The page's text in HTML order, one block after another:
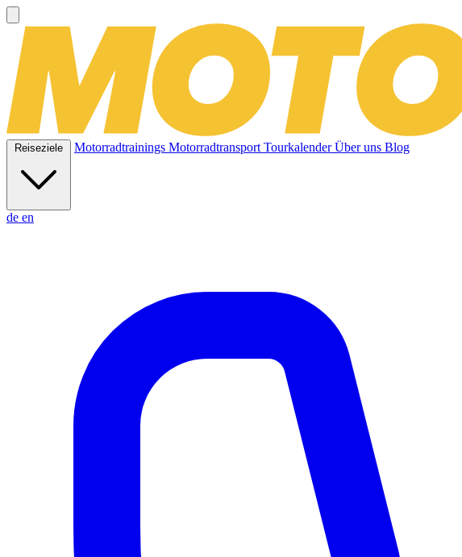
Reiseziele Motorradtrainings Motorradtransport TourkalenderÜber uns Blog
de en